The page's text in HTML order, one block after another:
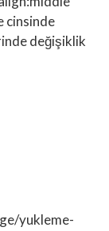
cinsinde
değişiklik
yukleme-